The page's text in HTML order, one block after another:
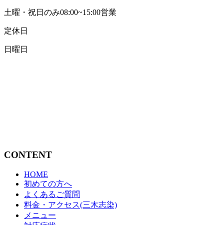
土曜・祝日のみ08:00~15:00営業
定休日
日曜日
CONTENT
HOME
初めての方へ
よくあるご質問
料金・アクセス(三木志染)
メニュー